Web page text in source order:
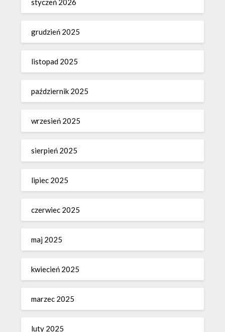
styczeń 2026
grudzień 2025
listopad 2025
październik 2025
wrzesień 2025
sierpień 2025
lipiec 2025
czerwiec 2025
maj 2025
kwiecień 2025
marzec 2025
luty 2025